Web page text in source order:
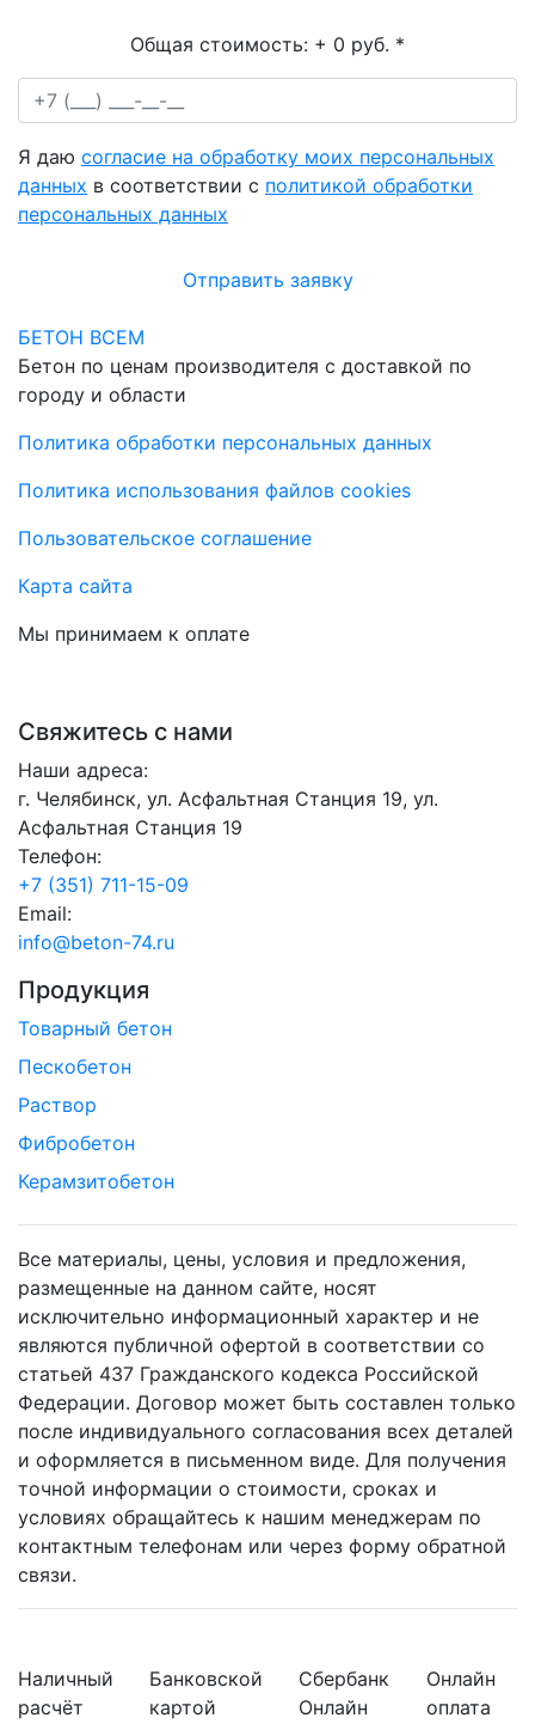
Общая стоимость: + 0 руб. *
Я даю согласие на обработку моих персональных
данных в соответствии с политикой обработки
персональных данных
Отправить заявку
БЕТОН ВСЕМ
Бетон по ценам производителя с доставкой по
городу и области
Политика обработки персональных данных
Политика использования файлов cookies
Пользовательское соглашение
Карта сайта
Мы принимаем к оплате
Свяжитесь с нами
Наши адреса:
г. Челябинск, ул. Асфальтная Станция 19, ул.
Асфальтная Станция 19
Телефон:
+7 (351) 711-15-09
Email:
info@beton-74.ru
Продукция
Товарный бетон
Пескобетон
Раствор
Фибробетон
Керамзитобетон
Все материалы, цены, условия и предложения,
размещенные на данном сайте, носят
исключительно информационный характер и не
являются публичной офертой в соответствии со
статьей 437 Гражданского кодекса Российской
Федерации. Договор может быть составлен только
после индивидуального согласования всех деталей
и оформляется в письменном виде. Для получения
точной информации о стоимости, сроках и
условиях обращайтесь к нашим менеджерам по
контактным телефонам или через форму обратной
связи.
Наличный
расчёт
Банковской
картой
Сбербанк
Онлайн
Онлайн
оплата